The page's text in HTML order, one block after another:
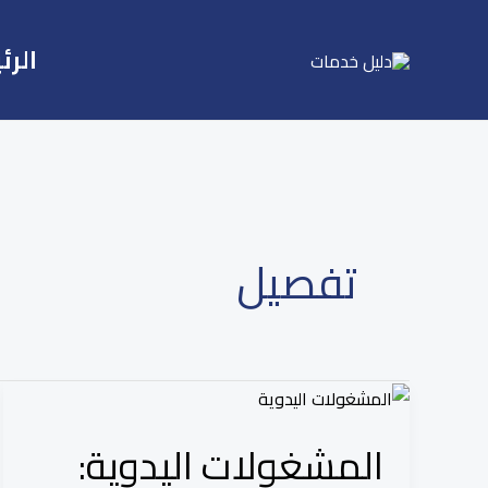
تفصيل
المشغولات اليدوية:
المشغولات
نبض